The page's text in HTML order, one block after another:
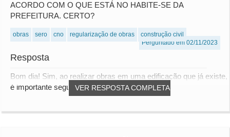
ACORDO COM O QUE ESTÁ NO HABITE-SE DA
PREFEITURA. CERTO?
obras sero cno regularização de obras
construção civil
Perguntado em 02/11/2023
Resposta
VER RESPOSTA COMPLETA
Bom dia! Sim, ao realizar obras em uma edificação que já existe,
é importante seguir o que está espe...